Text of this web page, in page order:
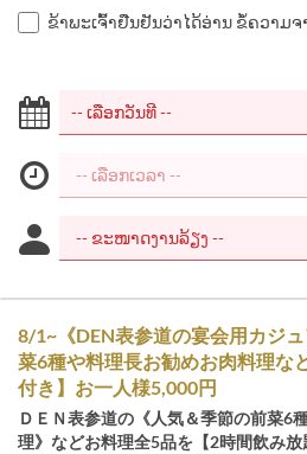
ຂ້າພະເຈົ້າຢືນຢັນວ່າໄດ້ອ່ານ ຂໍ້ຄວາມຈ
8/1~《DEN表参道の宴会用カジ
菜6種や料理長お勧めお肉料理な
付き】お一人様5,000円
ＤＥＮ表参道の《人気＆季節の前菜6
理》などお料理全5品を【2時間飲み